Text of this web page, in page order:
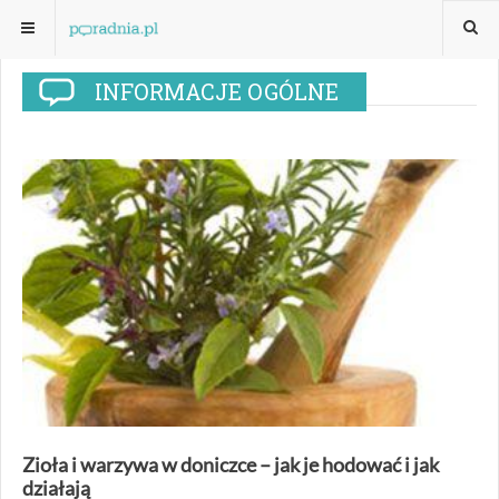
INFORMACJE OGÓLNE
Zioła i warzywa w doniczce – jak je hodować i jak
działają